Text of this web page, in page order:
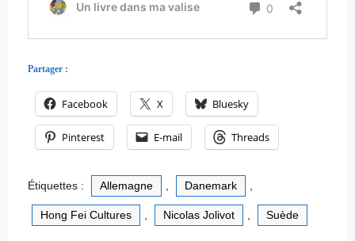
Partager :
Facebook X Bluesky
Pinterest E-mail Threads
Étiquettes : Allemagne Danemark
Hong Fei Cultures Nicolas Jolivot Suède